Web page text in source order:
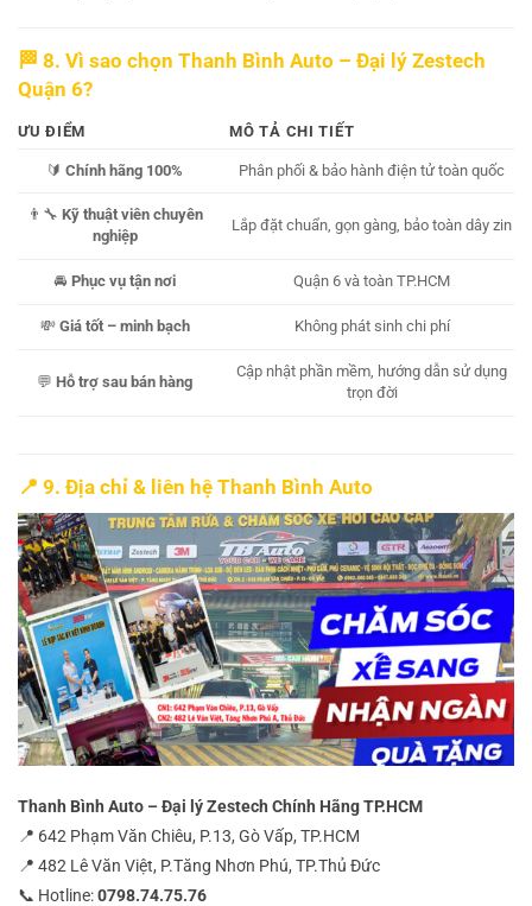
🏁 8. Vì sao chọn Thanh Bình Auto – Đại lý Zestech
Quận 6?
ƯU ĐIỂM MÔ TẢ CHI TIẾT
🔰Chính hãng 100% Phân phối & bảo hành điện tử toàn quốc
👨‍🔧 Kỹ thuật viên chuyên
nghiệp
Lắp đặt chuẩn, gọn gàng, bảo toàn dây zin
🚘Phục vụ tận nơi Quận 6 và toàn TP.HCM
💸 Giá tốt – minh bạch Không phát sinh chi phí
💬Hỗ trợ sau bán hàng
Cập nhật phần mềm, hướng dẫn sử dụng
trọn đời
📍 9. Địa chỉ & liên hệ Thanh Bình Auto
Thanh Bình Auto – Đại lý Zestech Chính Hãng TP.HCM
📍 642 Phạm Văn Chiêu, P.13, Gò Vấp, TP.HCM
📍 482 Lê Văn Việt, P.Tăng Nhơn Phú, TP.Thủ Đức
📞 Hotline:0798.74.75.76